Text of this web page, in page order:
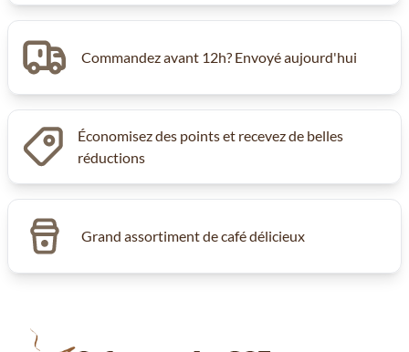
Commandez avant 12h? Envoyé aujourd'hui
Économisez des points et recevez de belles
réductions
Grand assortiment de café délicieux